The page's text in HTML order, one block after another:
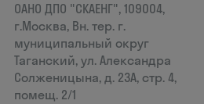
ОАНО ДПО "СКАЕНГ", 109004,
г.Москва, Вн. тер. г.
муниципальный округ
Таганский, ул. Александра
Солженицына, д. 23А, стр. 4,
помещ. 2/1